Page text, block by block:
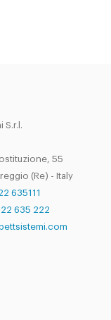
S.r.l.
55
(Re) - Italy
635111
635 222